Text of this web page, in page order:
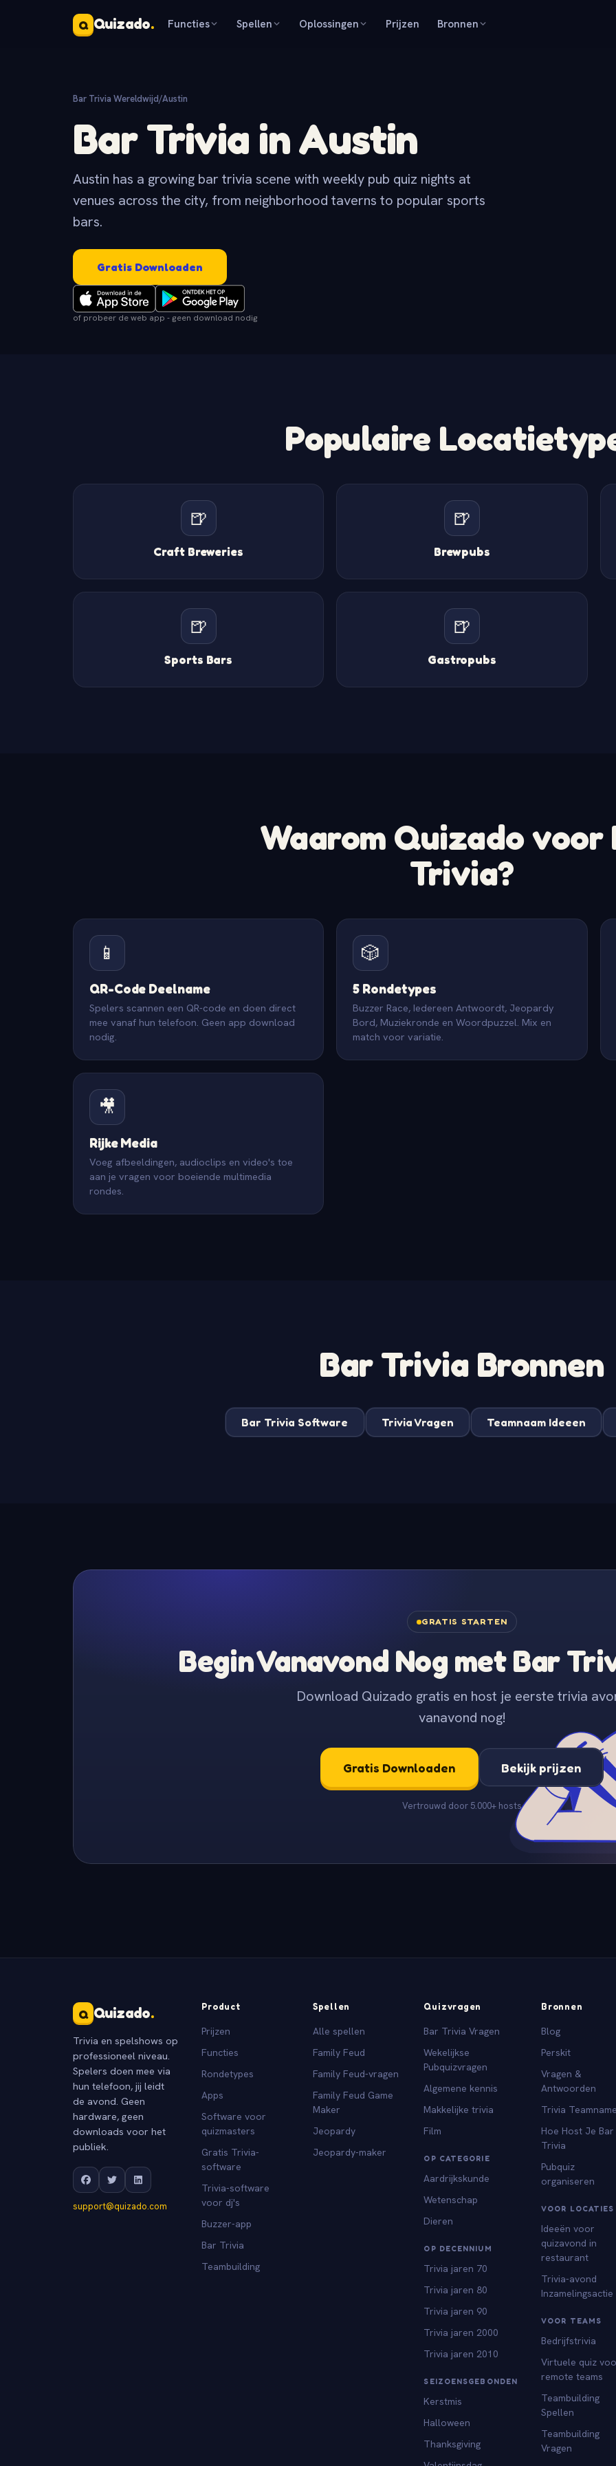
Q Quizado. Functies Spellen Oplossingen Prijzen Bronnen
Bar Trivia Wereldwijd/Austin
Bar Trivia in Austin
Austin has a growing bar trivia scene with weekly pub quiz nights at
venues across the city, from neighborhood taverns to popular sports
bars.
Gratis Downloaden
of probeer de web app - geen download nodig
Populaire
🍺
Craft Breweries
🍺
Brewpubs
🍺
Sports Bars
🍺
Gastropubs
Waarom Quizado voor
Trivia?
📱
QR-Code Deelname
Spelers scannen een QR-code en doen direct
mee vanaf hun telefoon. Geen app download
nodig.
🎲
5 Rondetypes
Buzzer Race, Iedereen Antwoordt, Jeopardy
Bord, Muziekronde en Woordpuzzel. Mix en
match voor variatie.
🎥
Rijke Media
Voeg afbeeldingen, audioclips en video's toe
aan je vragen voor boeiende multimedia
rondes.
Bar Trivia Bronnen
Bar Trivia Software Trivia Vragen Teamnaam Ideeen
GRATIS STARTEN
Begin Vanavond Nog met Bar
Download Quizado gratis en host je eerste trivia
vanavond nog!
Gratis Downloaden Bekijk prijzen
Vertrouwd door 5.000+ hosts
Q Quizado.
Trivia en spelshows op
professioneel niveau.
Spelers doen mee via
hun telefoon, jij leidt
de avond. Geen
hardware, geen
downloads voor het
publiek.
support@quizado.com
Product
Prijzen
Functies
Rondetypes
Apps
Software voor
quizmasters
Gratis Trivia-
software
Trivia-software
voor dj's
Buzzer-app
Bar Trivia
Teambuilding
Spellen
Alle spellen
Family Feud
Family Feud-vragen
Family Feud Game
Maker
Jeopardy
Jeopardy-maker
Quizvragen
Bar Trivia Vragen
Wekelijkse
Pubquizvragen
Algemene kennis
Makkelijke trivia
Film
OP CATEGORIE
Aardrijkskunde
Wetenschap
Dieren
OP DECENNIUM
Trivia jaren 70
Trivia jaren 80
Trivia jaren 90
Trivia jaren 2000
Trivia jaren 2010
SEIZOENSGEBONDEN
Kerstmis
Halloween
Thanksgiving
Bronnen
Blog
Perskit
Vragen &
Antwoorden
Trivia
Hoe Host Je Bar
Trivia
Pubquiz
organiseren
VOOR LOCATIES
Ideeën voor
quizavond in
restaurant
Trivia-avond
Inzamelingsactie
VOOR TEAMS
Bedrijfstrivia
Virtuele quiz
remote teams
Teambuilding
Spellen
Teambuilding
Vragen